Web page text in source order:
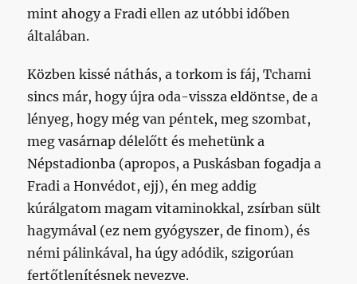
mint ahogy a Fradi ellen az utóbbi időben
általában.
Közben kissé náthás, a torkom is fáj, Tchami
sincs már, hogy újra oda-vissza eldöntse, de a
lényeg, hogy még van péntek, meg szombat,
meg vasárnap délelőtt és mehetünk a
Népstadionba (apropos, a Puskásban fogadja a
Fradi a Honvédot, ejj), én meg addig
kúrálgatom magam vitaminokkal, zsírban sült
hagymával (ez nem gyógyszer, de finom), és
némi pálinkával, ha úgy adódik, szigorúan
fertőtlenítésnek nevezve.